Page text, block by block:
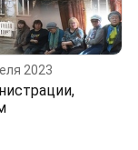
2023